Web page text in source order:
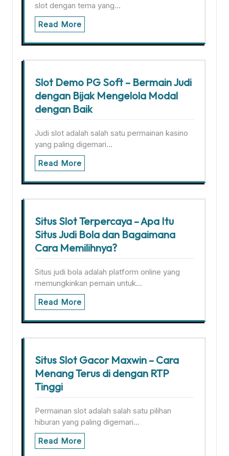
slot dengan tema yang…
Read More
Slot Demo PG Soft – Bermain Judi
dengan Bijak Mengelola Modal
dengan Baik
Judi slot adalah salah satu permainan kasino
yang paling digemari…
Read More
Situs Slot Terpercaya – Apa Itu
Situs Judi Bola dan Bagaimana
Cara Memilihnya?
Situs judi bola adalah platform online yang
memungkinkan pemain untuk…
Read More
Situs Slot Gacor Maxwin – Cara
Menang Terus di dengan RTP
Tinggi
Permainan slot adalah salah satu pilihan
hiburan yang paling digemari…
Read More